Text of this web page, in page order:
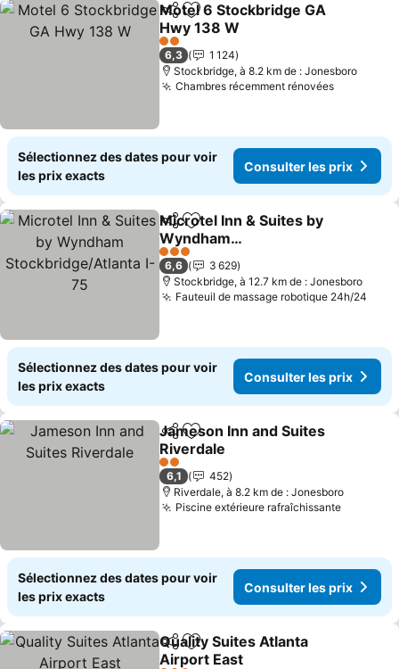
PartagerAjouter à mes favoris
Motel 6 Stockbridge GA
Hwy 138 W
2 Étoiles
6,3
1 124
Stockbridge, à 8.2 km de : Jonesboro
Chambres récemment rénovées
Sélectionnez des dates pour voir
les prix exacts
Consulter les prix
PartagerAjouter à mes favoris
Microtel Inn & Suites by
Wyndham
Stockbridge/Atlanta I-75
3 Étoiles
6,6
3 629
Stockbridge, à 12.7 km de : Jonesboro
Fauteuil de massage robotique 24h/24
Sélectionnez des dates pour voir
les prix exacts
Consulter les prix
PartagerAjouter à mes favoris
Jameson Inn and Suites
Riverdale
2 Étoiles
6,1
452
Riverdale, à 8.2 km de : Jonesboro
Piscine extérieure rafraîchissante
Sélectionnez des dates pour voir
les prix exacts
Consulter les prix
PartagerAjouter à mes favoris
Quality Suites Atlanta
Airport East